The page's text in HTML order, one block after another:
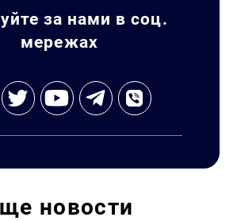
Искать:
за нами в соц.
мережах
новости